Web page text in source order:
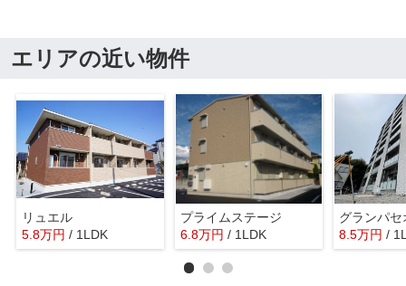
エリアの近い物件
リュエル
5.8万円 / 1LDK
プライムステージ
6.8万円 / 1LDK
グランパセ
8.5万円 /